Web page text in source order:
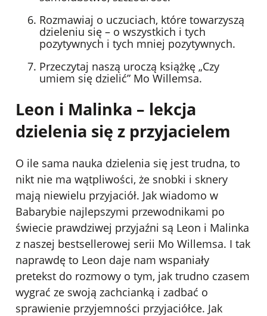
Rozmawiaj o uczuciach, które towarzyszą
dzieleniu się – o wszystkich i tych
pozytywnych i tych mniej pozytywnych.
Przeczytaj naszą uroczą książkę „Czy
umiem się dzielić” Mo Willemsa.
Leon i Malinka – lekcja
dzielenia się z przyjacielem
O ile sama nauka dzielenia się jest trudna, to
nikt nie ma wątpliwości, że snobki i sknery
mają niewielu przyjaciół. Jak wiadomo w
Babarybie najlepszymi przewodnikami po
świecie prawdziwej przyjaźni są Leon i Malinka
z naszej bestsellerowej serii Mo Willemsa. I tak
naprawdę to Leon daje nam wspaniały
pretekst do rozmowy o tym, jak trudno czasem
wygrać ze swoją zachcianką i zadbać o
sprawienie przyjemności przyjaciółce. Jak